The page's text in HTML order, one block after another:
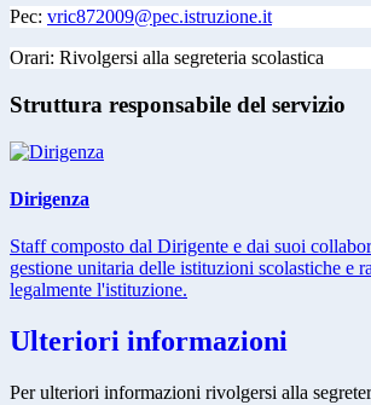
Pec: vric872009@pec.istruzione.it
Orari: Rivolgersi alla segreteria scolastica
Struttura responsabile del servizio
Dirigenza
Staff composto dal Dirigente e dai suoi
gestione unitaria delle istituzioni scolastiche e
legalmente l'istituzione.
Ulteriori informazioni
Per ulteriori informazioni rivolgersi alla